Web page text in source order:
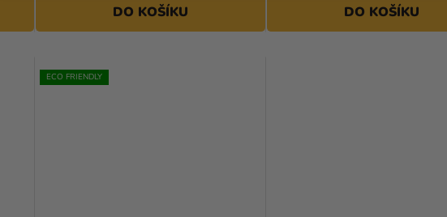
DO KOŠÍKU DO KOŠÍKU
ECO FRIENDLY